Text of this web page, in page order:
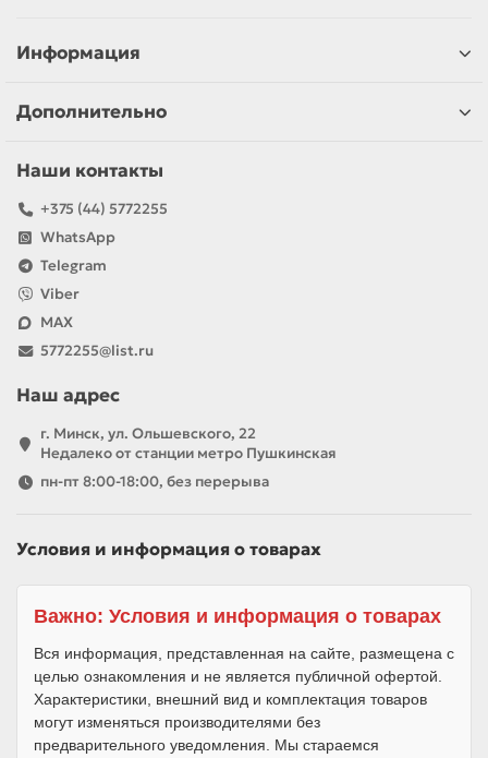
Информация
Дополнительно
Наши контакты
+375 (44) 5772255
WhatsApp
Telegram
Viber
MAX
5772255@list.ru
Наш адрес
г. Минск, ул. Ольшевского, 22
Недалеко от станции метро Пушкинская
пн-пт 8:00-18:00, без перерыва
Условия и информация о товарах
Важно: Условия и информация о товарах
Вся информация, представленная на сайте, размещена с
целью ознакомления и не является публичной офертой.
Характеристики, внешний вид и комплектация товаров
могут изменяться производителями без
предварительного уведомления. Мы стараемся